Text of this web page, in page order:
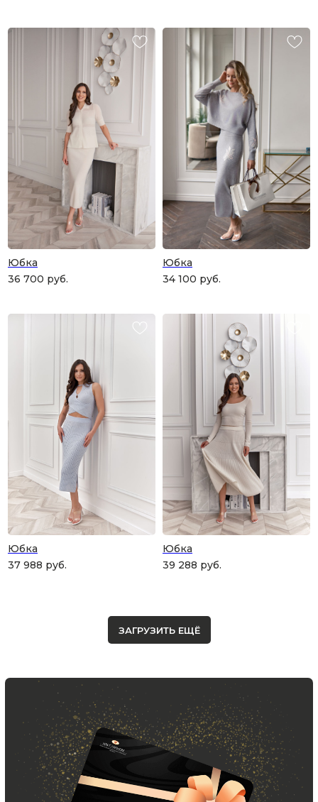
Юбка
36 700 руб.
Юбка
34 100 руб.
Юбка
37 988 руб.
Юбка
39 288 руб.
ЗАГРУЗИТЬ ЕЩЁ
Скидка 10% за подписку
на Телеграм канал
Хотите быть в курсе всех новинок
и модный журнал — всё это
в нашем телеграмм канале:
MIR CASHMERE Official